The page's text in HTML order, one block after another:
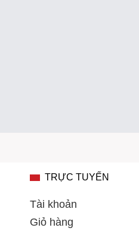
TRỰC TUYẾN
Tài khoản
Giỏ hàng